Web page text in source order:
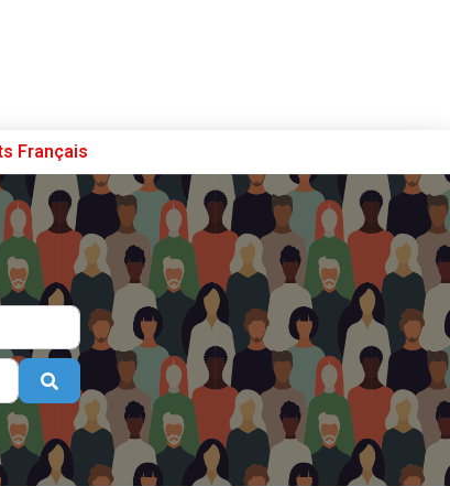
Français
S’enregistrer
Poster sur French Morning